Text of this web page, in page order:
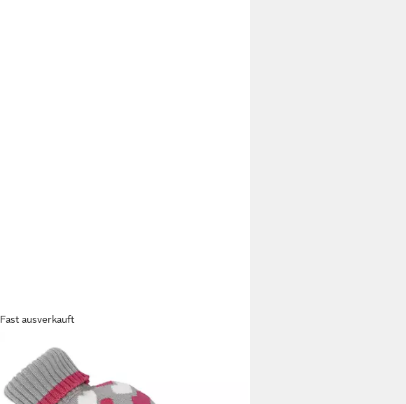
Fast ausverkauft
Wärmflasche Gummi Wärmflasche mit Bezug
Überzug Wärmeflasche Bettflasche 2 Liter
15,99 €